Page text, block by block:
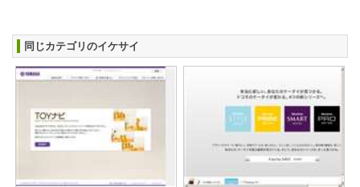
同じカテゴリのイケサイ